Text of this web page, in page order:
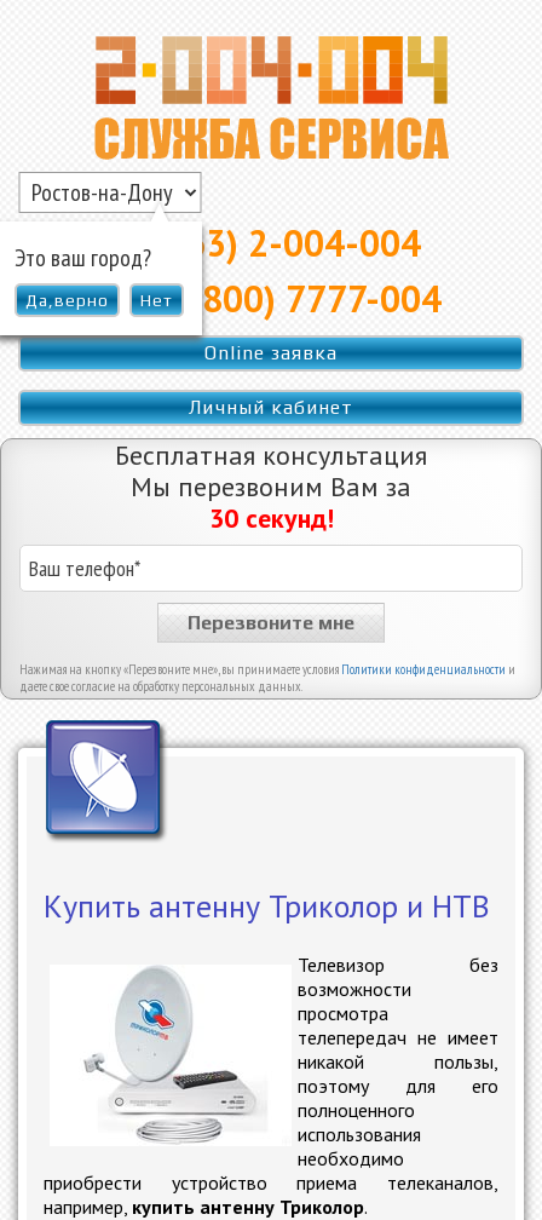
▲
Это ваш город?
Да,верно Нет
8 (863) 2-004-004
8 (800) 7777-004
Online заявка
Личный кабинет
Бесплатная консультация
Мы перезвоним Вам за
30 секунд!
Перезвоните мне
Нажимая на кнопку «Перезвоните мне», вы принимаете условия Политики конфиденциальности и
даете свое согласие на обработку персональных данных.
Купить антенну Триколор и НТВ
Телевизор без
возможности
просмотра
телепередач не имеет
никакой пользы,
поэтому для его
полноценного
использования
необходимо
приобрести устройство приема телеканалов,
например, купить антенну Триколор.